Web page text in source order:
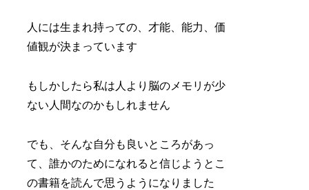
人には生まれ持っての、才能、能力、価
値観が決まっています
もしかしたら私は人より脳のメモリが少
ない人間なのかもしれません
でも、そんな自分も良いところがあっ
て、誰かのためになれると信じようとこ
の書籍を読んで思うようになりました